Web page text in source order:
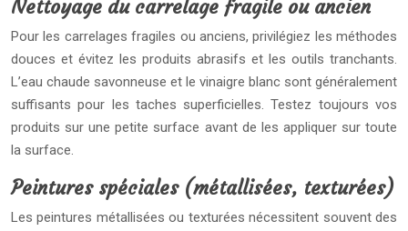
Nettoyage du carrelage fragile ou ancien
Pour les carrelages fragiles ou anciens, privilégiez les méthodes
douces et évitez les produits abrasifs et les outils tranchants.
L’eau chaude savonneuse et le vinaigre blanc sont généralement
suffisants pour les taches superficielles. Testez toujours vos
produits sur une petite surface avant de les appliquer sur toute
la surface.
Peintures spéciales (métallisées, texturées)
Les peintures métallisées ou texturées nécessitent souvent des